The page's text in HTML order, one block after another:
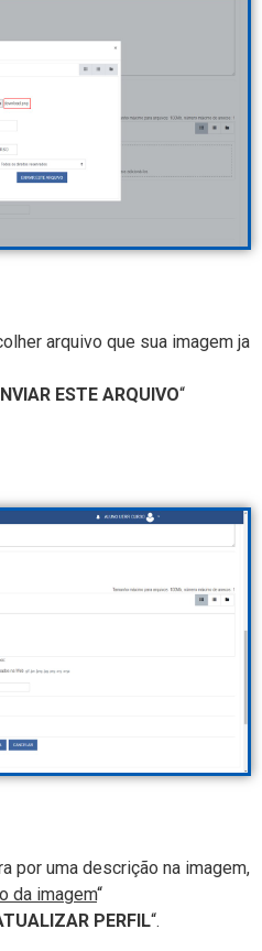
arquivo que sua imagem ja
ESTE ARQUIVO“
por uma descrição na imagem,
da imagem“
PERFIL“.